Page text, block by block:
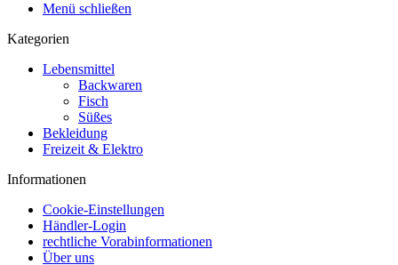
Menü schließen
Kategorien
Lebensmittel
Backwaren
Fisch
Süßes
Bekleidung
Freizeit & Elektro
Informationen
Cookie-Einstellungen
Händler-Login
rechtliche Vorabinformationen
Über uns